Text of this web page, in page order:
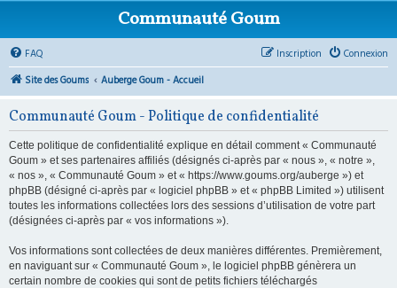
Communauté Goum
FAQ Connexion
Inscription
Site des Goums
Auberge Goum - Accueil
Communauté Goum - Politique de confidentialité
Cette politique de confidentialité explique en détail comment « Communauté
Goum » et ses partenaires affiliés (désignés ci-après par « nous », « notre »,
« nos », « Communauté Goum » et « https://www.goums.org/auberge ») et
phpBB (désigné ci-après par « logiciel phpBB » et « phpBB Limited ») utilisent
toutes les informations collectées lors des sessions d’utilisation de votre part
(désignées ci-après par « vos informations »).
Vos informations sont collectées de deux manières différentes. Premièrement,
en naviguant sur « Communauté Goum », le logiciel phpBB génèrera un
certain nombre de cookies qui sont de petits fichiers téléchargés